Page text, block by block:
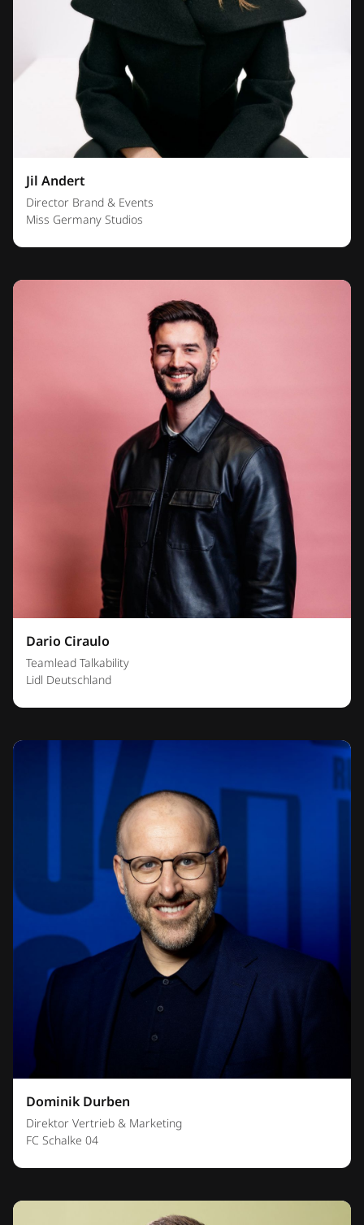
Jil Andert
Director Brand & Events
Miss Germany Studios
Dario Ciraulo
Teamlead Talkability
Lidl Deutschland
Dominik Durben
Direktor Vertrieb & Marketing
FC Schalke 04